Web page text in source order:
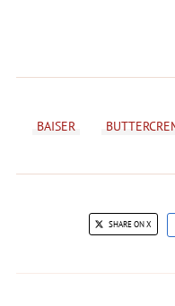
BAISER
SHARE ON X